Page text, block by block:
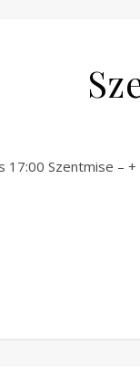
17:00 Szentmise – +